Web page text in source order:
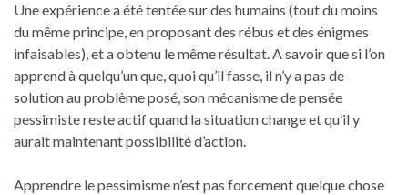
Une expérience a été tentée sur des humains (tout du moins
du même principe, en proposant des rébus et des énigmes
infaisables), et a obtenu le même résultat. A savoir que si l’on
apprend à quelqu’un que, quoi qu’il fasse, il n’y a pas de
solution au problème posé, son mécanisme de pensée
pessimiste reste actif quand la situation change et qu’il y
aurait maintenant possibilité d’action.
Apprendre le pessimisme n’est pas forcement quelque chose